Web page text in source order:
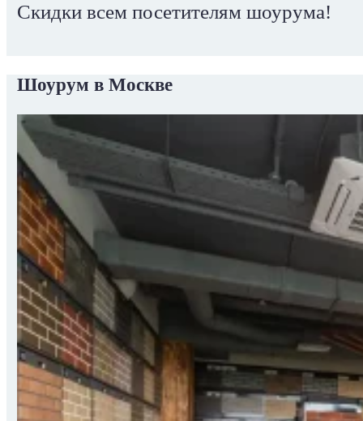
Скидки всем посетителям шоурума!
Шоурум в Москве